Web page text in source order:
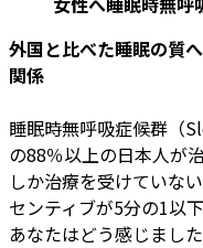
外国と比べた睡眠の質
関係
睡眠時無呼吸症候群（
の88％以上の日本人が
しか治療を受けていな
センティブが5分の1以
あなたはどう感じました